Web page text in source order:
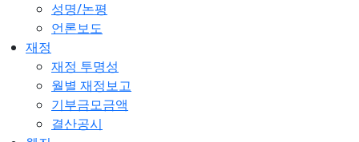
성명/논평
언론보도
재정
재정 투명성
월별 재정보고
기부금모금액
결산공시